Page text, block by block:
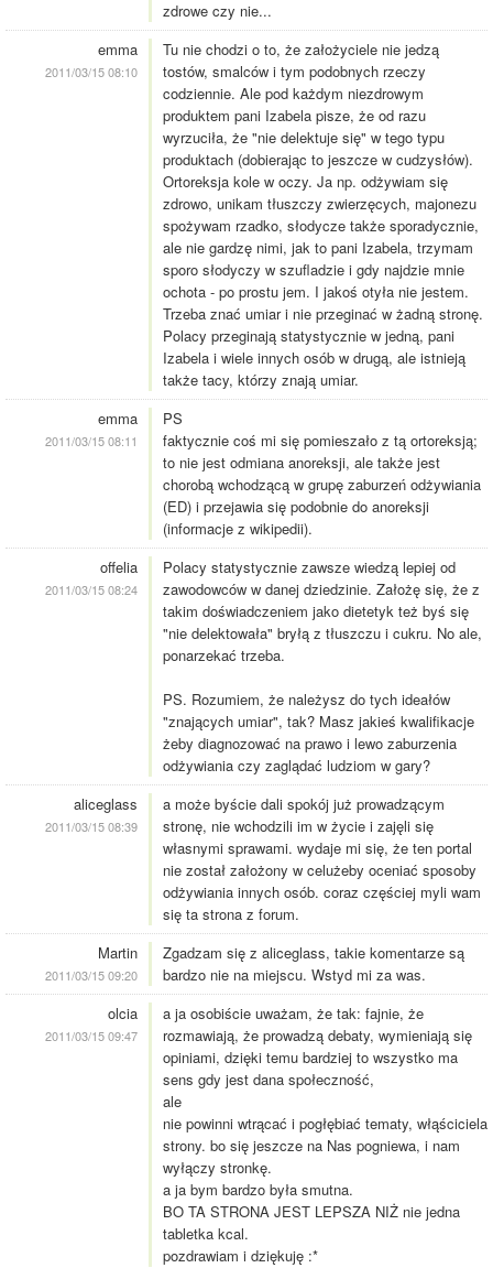
zdrowe czy nie...
emma
2011/03/15 08:10
Tu nie chodzi o to, że założyciele nie jedzą
tostów, smalców i tym podobnych rzeczy
codziennie. Ale pod każdym niezdrowym
produktem pani Izabela pisze, że od razu
wyrzuciła, że "nie delektuje się" w tego typu
produktach (dobierając to jeszcze w cudzysłów).
Ortoreksja kole w oczy. Ja np. odżywiam się
zdrowo, unikam tłuszczy zwierzęcych, majonezu
spożywam rzadko, słodycze także sporadycznie,
ale nie gardzę nimi, jak to pani Izabela, trzymam
sporo słodyczy w szufladzie i gdy najdzie mnie
ochota - po prostu jem. I jakoś otyła nie jestem.
Trzeba znać umiar i nie przeginać w żadną stronę.
Polacy przeginają statystycznie w jedną, pani
Izabela i wiele innych osób w drugą, ale istnieją
także tacy, którzy znają umiar.
emma
2011/03/15 08:11
PS
faktycznie coś mi się pomieszało z tą ortoreksją;
to nie jest odmiana anoreksji, ale także jest
chorobą wchodzącą w grupę zaburzeń odżywiania
(ED) i przejawia się podobnie do anoreksji
(informacje z wikipedii).
offelia
2011/03/15 08:24
Polacy statystycznie zawsze wiedzą lepiej od
zawodowców w danej dziedzinie. Założę się, że z
takim doświadczeniem jako dietetyk też byś się
"nie delektowała" bryłą z tłuszczu i cukru. No ale,
ponarzekać trzeba.
PS. Rozumiem, że należysz do tych ideałów
"znających umiar", tak? Masz jakieś kwalifikacje
żeby diagnozować na prawo i lewo zaburzenia
odżywiania czy zaglądać ludziom w gary?
aliceglass
2011/03/15 08:39
a może byście dali spokój już prowadzącym
stronę, nie wchodzili im w życie i zajęli się
własnymi sprawami. wydaje mi się, że ten portal
nie został założony w celużeby oceniać sposoby
odżywiania innych osób. coraz częściej myli wam
się ta strona z forum.
Martin
2011/03/15 09:20
Zgadzam się z aliceglass, takie komentarze są
bardzo nie na miejscu. Wstyd mi za was.
olcia
2011/03/15 09:47
a ja osobiście uważam, że tak: fajnie, że
rozmawiają, że prowadzą debaty, wymieniają się
opiniami, dzięki temu bardziej to wszystko ma
sens gdy jest dana społeczność,
ale
nie powinni wtrącać i pogłębiać tematy, włąściciela
strony. bo się jeszcze na Nas pogniewa, i nam
wyłączy stronkę.
a ja bym bardzo była smutna.
BO TA STRONA JEST LEPSZA NIŻ nie jedna
tabletka kcal.
pozdrawiam i dziękuję :*